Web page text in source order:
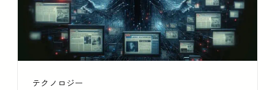
テクノロジー